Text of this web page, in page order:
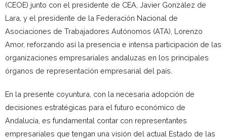
(CEOE) junto con el presidente de CEA, Javier González de
Lara, y el presidente de la Federación Nacional de
Asociaciones de Trabajadores Autónomos (ATA), Lorenzo
Amor, reforzando así la presencia e intensa participación de las
organizaciones empresariales andaluzas en los principales
órganos de representación empresarial del país.
En la presente coyuntura, con la necesaria adopción de
decisiones estratégicas para el futuro económico de
Andalucía, es fundamental contar con representantes
empresariales que tengan una visión del actual Estado de las